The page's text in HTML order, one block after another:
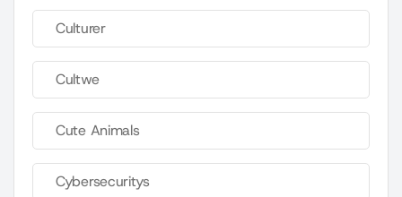
Culturer
Cultwe
Cute Animals
Cybersecuritys